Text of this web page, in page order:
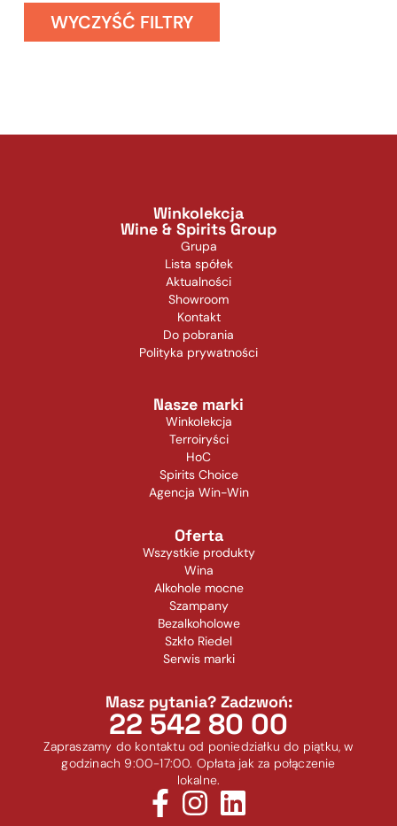
WYCZYŚĆ FILTRY
Winkolekcja
Wine & Spirits Group
Grupa
Lista spółek
Aktualności
Showroom
Kontakt
Do pobrania
Polityka prywatności
Nasze marki
Winkolekcja
Terroiryści
HoC
Spirits Choice
Agencja Win-Win
Oferta
Wszystkie produkty
Wina
Alkohole mocne
Szampany
Bezalkoholowe
Szkło Riedel
Serwis marki
Masz pytania? Zadzwoń:
22 542 80 00
Zapraszamy do kontaktu od poniedziałku do piątku, w
godzinach 9:00-17:00. Opłata jak za połączenie
lokalne.